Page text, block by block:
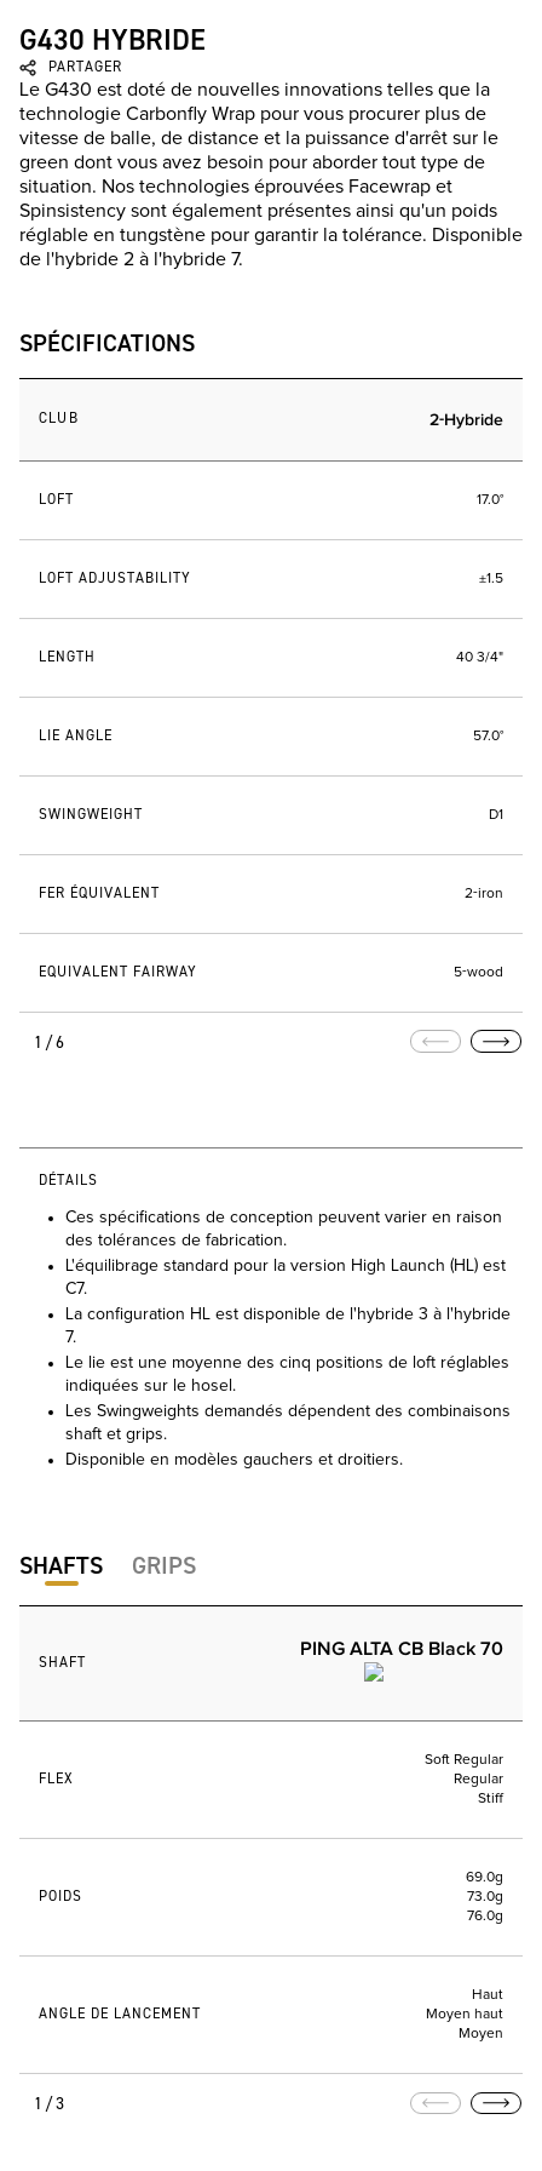
G430 HYBRIDE
PARTAGER
Le G430 est doté de nouvelles innovations telles que la
technologie Carbonfly Wrap pour vous procurer plus de
vitesse de balle, de distance et la puissance d'arrêt sur le
green dont vous avez besoin pour aborder tout type de
situation. Nos technologies éprouvées Facewrap et
Spinsistency sont également présentes ainsi qu'un poids
réglable en tungstène pour garantir la tolérance. Disponible
de l'hybride 2 à l'hybride 7.
SPÉCIFICATIONS
CLUB 2-Hybride
LOFT 17.0°
LOFT ADJUSTABILITY ±1.5
LENGTH 40 3/4"
LIE ANGLE 57.0°
SWINGWEIGHT D1
FER ÉQUIVALENT 2-iron
EQUIVALENT FAIRWAY 5-wood
1/6
DÉTAILS
Ces spécifications de conception peuvent varier en raison
des tolérances de fabrication.
L'équilibrage standard pour la version High Launch (HL) est
C7.
La configuration HL est disponible de l'hybride 3 à l'hybride
7.
Le lie est une moyenne des cinq positions de loft réglables
indiquées sur le hosel.
Les Swingweights demandés dépendent des combinaisons
shaft et grips.
Disponible en modèles gauchers et droitiers.
SHAFTS GRIPS
SHAFT
PING ALTA CB Black 70
FLEX
Soft Regular
Regular
Stiff
POIDS
69.0g
73.0g
76.0g
ANGLE DE LANCEMENT
Haut
Moyen haut
Moyen
1/3